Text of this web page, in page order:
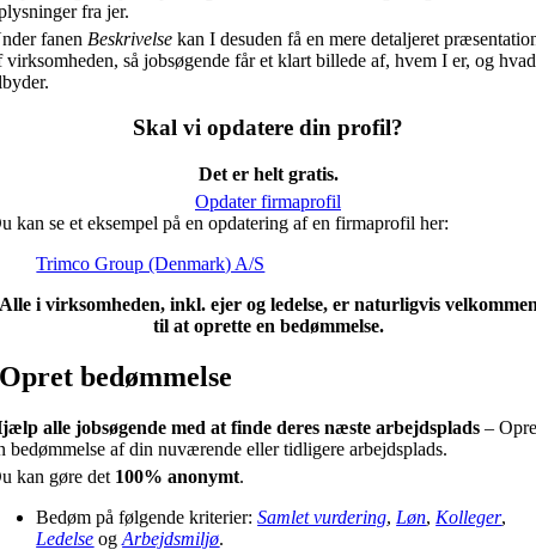
fra jer.
fanen Beskrivelse kan I desuden få en mere detaljeret
virksomheden, så jobsøgende får et klart billede af, hvem I er, og
Skal vi opdatere din profil?
Det er helt gratis.
Opdater firmaprofil
kan se et eksempel på en opdatering af en firmaprofil her:
Trimco Group (Denmark) A/S
i virksomheden, inkl. ejer og ledelse, er naturligvis
til at oprette en bedømmelse.
Opret bedømmelse
alle jobsøgende med at finde deres næste arbejdsplads –
bedømmelse af din nuværende eller tidligere arbejdsplads.
kan gøre det 100% anonymt.
Bedøm på følgende kriterier:Samlet vurdering, Løn, Kolleger,
Ledelse ogArbejdsmiljø.